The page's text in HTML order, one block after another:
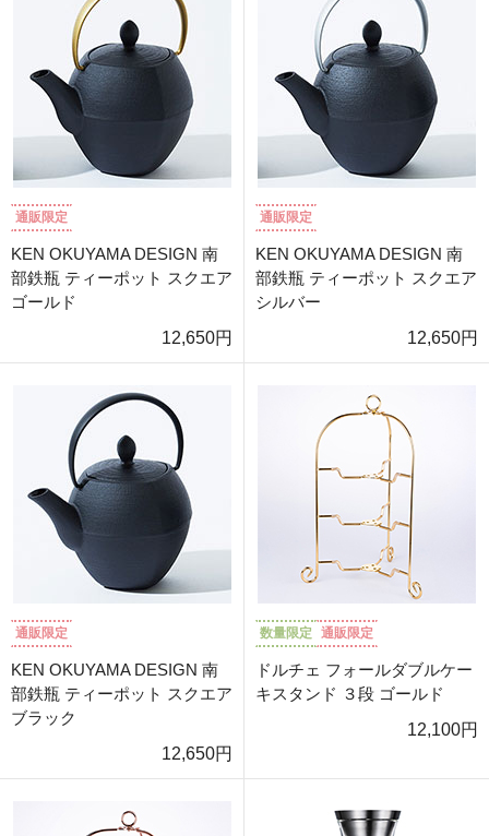
通販限定
KEN OKUYAMA DESIGN 南
部鉄瓶 ティーポット スクエア
ゴールド
12,650円
通販限定
KEN OKUYAMA DESIGN 南
部鉄瓶 ティーポット スクエア
シルバー
12,650円
通販限定
KEN OKUYAMA DESIGN 南
部鉄瓶 ティーポット スクエア
ブラック
12,650円
数量限定 通販限定
ドルチェ フォールダブルケー
キスタンド ３段 ゴールド
12,100円